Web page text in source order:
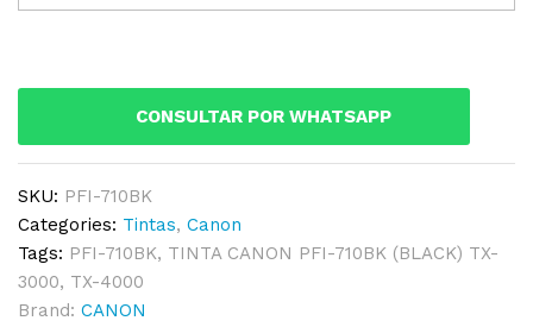
PFI-
TX-
4000
quantity
CONSULTAR POR WHATSAPP
SKU: PFI-710BK
Categories: Tintas, Canon
Tags: PFI-710BK, TINTA CANON PFI-710BK (BLACK) TX-
3000, TX-4000
Brand: CANON